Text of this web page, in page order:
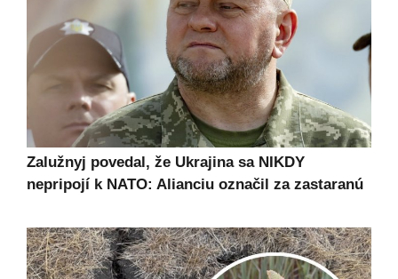
Zalužnyj povedal, že Ukrajina sa NIKDY
nepripojí k NATO: Alianciu označil za zastaranú